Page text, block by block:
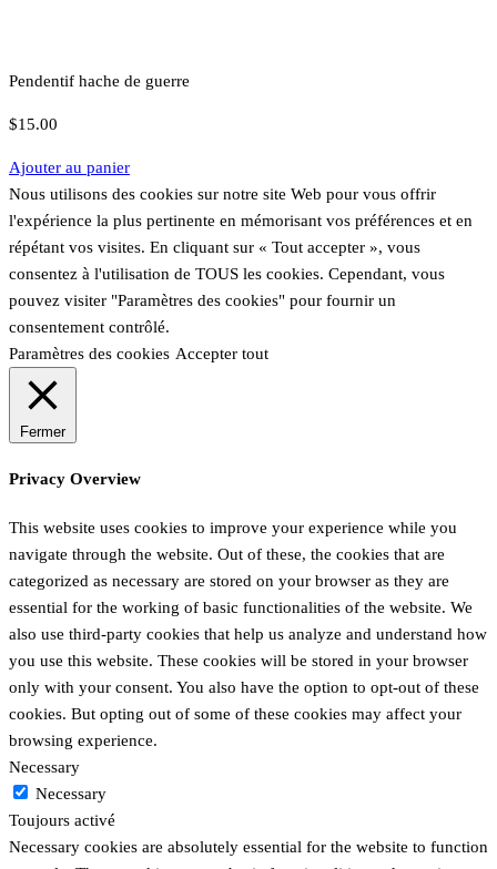
Pendentif hache de guerre
$15.00
Ajouter au panier
Nous utilisons des cookies sur notre site Web pour vous offrir
l'expérience la plus pertinente en mémorisant vos préférences et en
répétant vos visites. En cliquant sur « Tout accepter », vous
consentez à l'utilisation de TOUS les cookies. Cependant, vous
pouvez visiter "Paramètres des cookies" pour fournir un
consentement contrôlé.
Paramètres des cookies Accepter tout
Fermer
Privacy Overview
This website uses cookies to improve your experience while you
navigate through the website. Out of these, the cookies that are
categorized as necessary are stored on your browser as they are
essential for the working of basic functionalities of the website. We
also use third-party cookies that help us analyze and understand how
you use this website. These cookies will be stored in your browser
only with your consent. You also have the option to opt-out of these
cookies. But opting out of some of these cookies may affect your
browsing experience.
Necessary
Necessary
Toujours activé
Necessary cookies are absolutely essential for the website to function